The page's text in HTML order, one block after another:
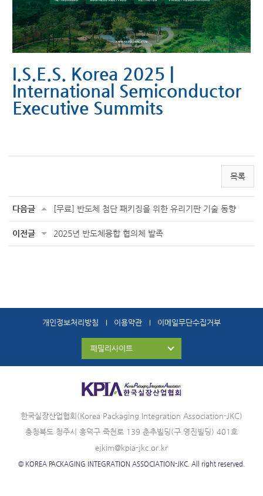
I.S.E.S. Korea 2025 |
International Semiconductor
Executive Summits
목록
다음글 [무료] 반도체 첨단 패키징을 위한 유리기판 기술 동향
이전글 2025년 반도체융합 협의체 발족
개인정보처리방침 이용약관 이메일무단수집거부
패밀리사이트
한국실장산업협회(Korea Packaging Integration Association-JKC)
충청북도 청주시 흥덕구 죽천로 139 춘추빌딩(구.영진빌딩) 401호
ejkim@kpia-jkc.or.kr
© KOREA PACKAGING INTEGRATION ASSOCIATION-JKC. All right reserved.